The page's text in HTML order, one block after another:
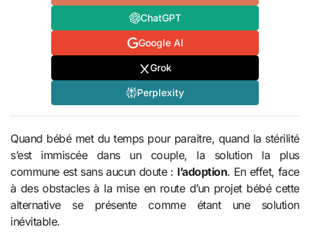
ChatGPT
Google AI
Grok
Perplexity
Quand bébé met du temps pour paraitre, quand la stérilité
s’est immiscée dans un couple, la solution la plus
commune est sans aucun doute : l’adoption. En effet, face
à des obstacles à la mise en route d’un projet bébé cette
alternative se présente comme étant une solution
inévitable.